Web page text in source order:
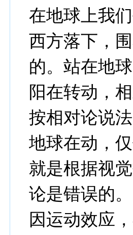
在地球上我
西方落下，
的。站在地
阳在转动，
按相对论说
地球在动，
就是根据视
论是错误的。
因运动效应